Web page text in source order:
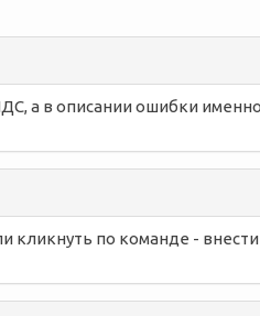
а в описании ошибки
кликнуть по команде -